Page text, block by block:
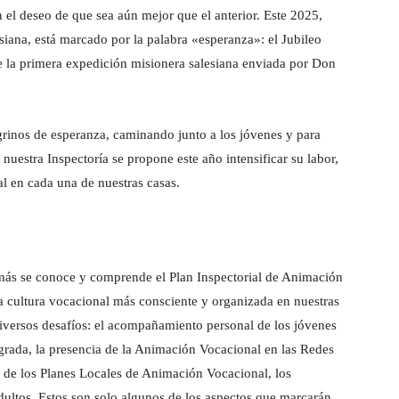
deseo de que sea aún mejor que el anterior. Este 2025,
está marcado por la palabra «esperanza»: el Jubileo
primera expedición misionera salesiana enviada por Don
de esperanza, caminando junto a los jóvenes y para
Inspectoría se propone este año intensificar su labor,
cada una de nuestras casas.
se conoce y comprende el Plan Inspectorial de Animación
vocacional más consciente y organizada en nuestras
desafíos: el acompañamiento personal de los jóvenes
la presencia de la Animación Vocacional en las Redes
los Planes Locales de Animación Vocacional, los